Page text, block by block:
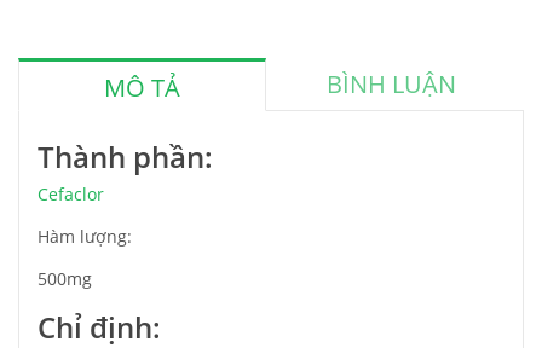
MÔ TẢ BÌNH LUẬN
Thành phần:
Cefaclor
Hàm lượng:
500mg
Chỉ định: